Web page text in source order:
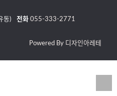
동) 전화 055-333-2771
Powered By 디자인아레테